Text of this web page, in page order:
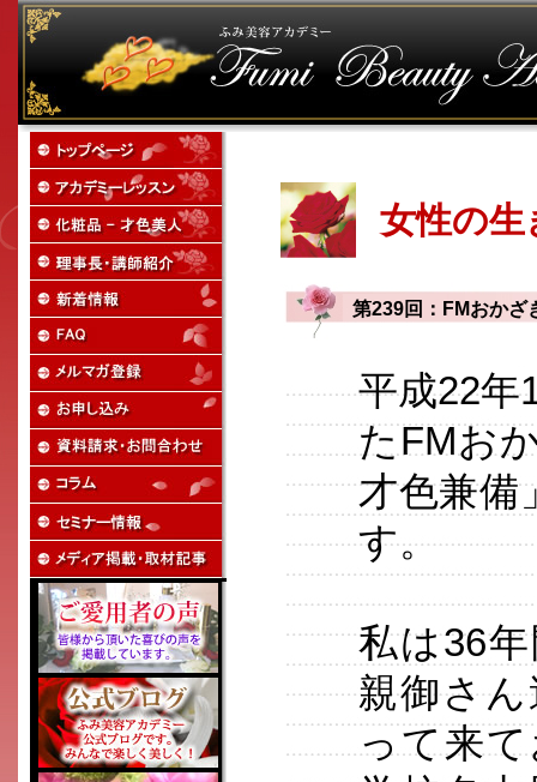
女性の
第239回：FMおかざ
平成22年
たFMお
才色兼備
す。
私は36
親御さ
って来